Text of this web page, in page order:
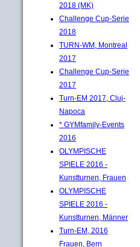
2018 (MK)
Challenge Cup-Serie
2018
TURN-WM, Montreal
2017
Challenge Cup-Serie
2017
Turn-EM 2017, Cluj-
Napoca
* GYMfamily-Events
2016
OLYMPISCHE
SPIELE 2016 -
Kunstturnen, Frauen
OLYMPISCHE
SPIELE 2016 -
Kunstturnen, Männer
Turn-EM, 2016
Frauen, Bern